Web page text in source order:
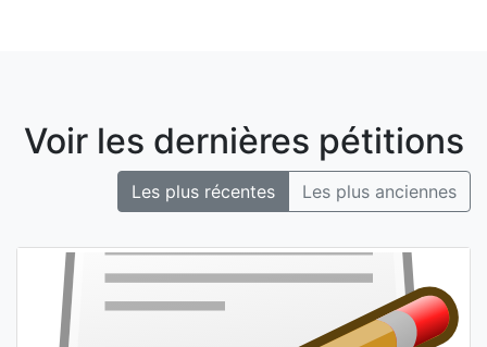
Voir les dernières pétitions
Les plus récentes Les plus anciennes